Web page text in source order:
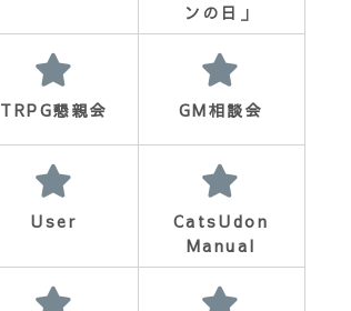
ンの日」
TRPG懇親会 GM相談会
User
CatsUdon
Manual